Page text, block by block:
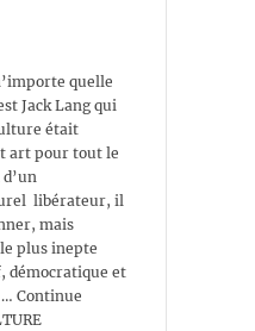
quelle
Jack Lang qui
était
art pour tout le
libérateur, il
mais
plus inepte
démocratique et
Continue